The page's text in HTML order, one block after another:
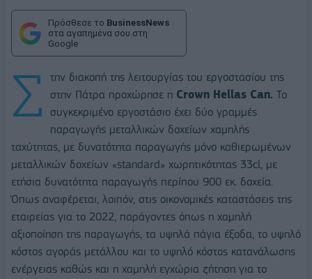
Πρόσθεσε το BusinessNews
στα αγαπημένα σου στη
Google
Σ
την διακοπή της λειτουργίας του εργοστασίου της
στην Πάτρα προχώρησε η Crown Hellas Can. To
συγκεκριμένο εργοστάσιο έχει δύο γραμμές
παραγωγής μεταλλικών δοχείων χαμηλής
ταχύτητας, με δυνατότητα παραγωγής μόνο καθιερωμένων
μεταλλικών δοχείων «standard» χωρητικότητας 33cl, με
ετήσια δυνατότητα παραγωγής περίπου 900 εκ. δοχεία.
Όπως αναφέρεται, λοιπόν, στις οικονομικές καταστάσεις της
εταιρείας για το 2022, παράγοντες όπως η χαμηλή
αξιοποίηση της παραγωγής, τα υψηλά πάγια έξοδα, το υψηλό
κόστος αγοράς μετάλλου και το υψηλό κόστος κατανάλωσης
ενέργειας καθώς και η χαμηλή εγχώρια ζήτηση για το